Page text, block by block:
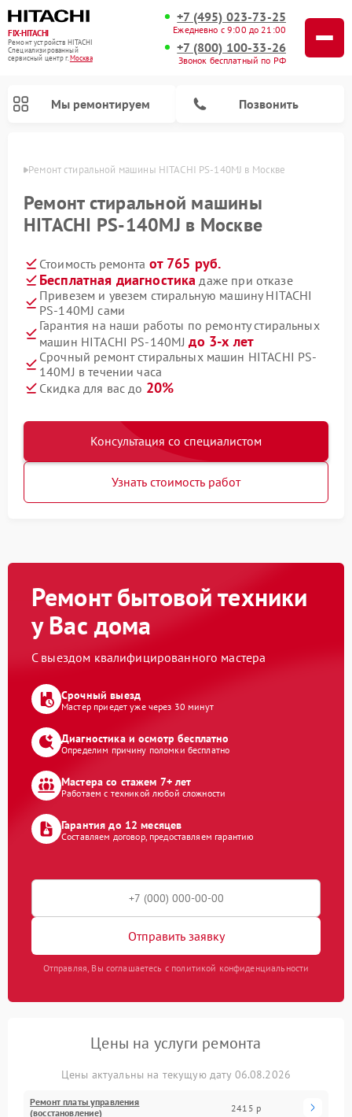
FIX-HITACHI
Ремонт устройств HITACHI
Специализированный
cервисный центр г.Москва
+7 (495) 023-73-25
Ежедневно с 9:00 до 21:00
+7 (800) 100-33-26
Звонок бесплатный по РФ
Мы ремонтируем Позвонить
Ремонт стиральной машины HITACHI PS-140MJ в Москве
Ремонт стиральной машины
HITACHI PS-140MJ в Москве
Стоимость ремонта от 765 руб.
Бесплатная диагностика даже при отказе
Привезем и увезем стиральную машину HITACHI
PS-140MJ сами
Гарантия на наши работы по ремонту стиральных
машин HITACHI PS-140MJдо 3-х лет
Срочный ремонт стиральных машин HITACHI PS-
140MJ в течении часа
Скидка для вас до 20%
Консультация со специалистом
Узнать стоимость работ
Ремонт бытовой техники
у Вас дома
С выездом квалифицированного мастера
Срочный выезд
Мастер приедет уже через 30 минут
Диагностика и осмотр бесплатно
Определим причину поломки бесплатно
Мастера со стажем 7+ лет
Работаем с техникой любой сложности
Гарантия до 12 месяцев
Составляем договор, предоставляем гарантию
Отправить заявку
Отправляя, Вы соглашаетесь с политикой конфиденциальности
Цены на услуги ремонта
Цены актуальны на текущую дату 06.08.2026
Ремонт платы управления
(восстановление)
2415 р